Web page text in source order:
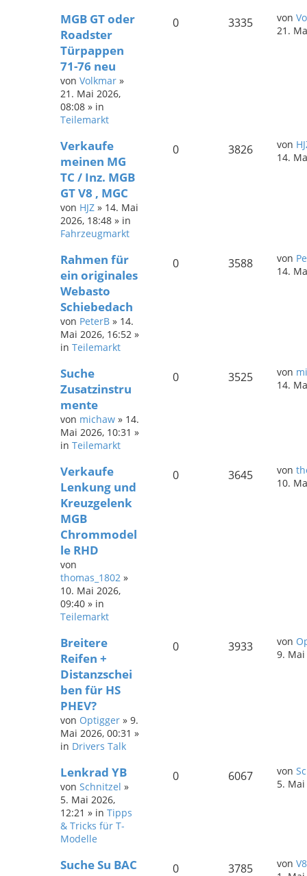
MGB GT oder
Roadster
Türpappen
71-76 neu
von Volkmar »
21. Mai 2026,
08:08 » in
Teilemarkt
0 3335 von
21.
Verkaufe
meinen MG
TC / Inz. MGB
GT V8 , MGC
von HJZ » 14. Mai
2026, 18:48 » in
Fahrzeugmarkt
0 3826 von
14.
Rahmen für
ein originales
Webasto
Schiebedach
von PeterB » 14.
Mai 2026, 16:52 »
in Teilemarkt
0 3588 von
14.
Suche
Zusatzinstru
mente
von michaw » 14.
Mai 2026, 10:31 »
in Teilemarkt
0 3525 von
14.
Verkaufe
Lenkung und
Kreuzgelenk
MGB
Chrommodel
le RHD
von
thomas_1802 »
10. Mai 2026,
09:40 » in
Teilemarkt
0 3645 von
10.
Breitere
Reifen +
Distanzschei
ben für HS
PHEV?
von Optigger » 9.
Mai 2026, 00:31 »
in Drivers Talk
0 3933 von
9. Mai
Lenkrad YB
von Schnitzel »
5. Mai 2026,
12:21 » in Tipps
& Tricks für T-
Modelle
0 6067 von
5. Mai
Suche Su BAC
0 3785 von